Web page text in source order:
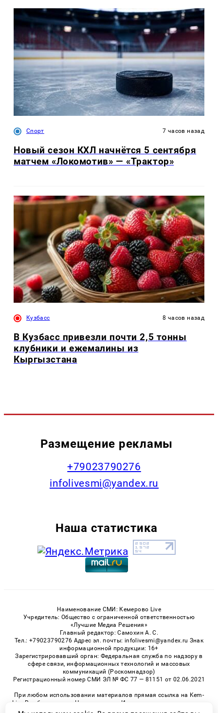
Спорт 7 часов назад
Новый сезон КХЛ начнётся 5 сентября
матчем «Локомотив» — «Трактор»
Кузбасс 8 часов назад
В Кузбасс привезли почти 2,5 тонны
клубники и ежемалины из
Кыргызстана
Размещение рекламы
+79023790276
infolivesmi@yandex.ru
Наша статистика
Наименование СМИ: Кемерово Live
Учредитель: Общество с ограниченной ответственностью
«Лучшие Медиа Решения»
Главный редактор: Самохин А. С.
Тел.: +79023790276 Адрес эл. почты: infolivesmi@yandex.ru Знак
информационной продукции: 16+
Зарегистрировавший орган: Федеральная служба по надзору в
сфере связи, информационных технологий и массовых
коммуникаций (Роскомнадзор)
Регистрационный номер СМИ ЭЛ № ФС 77 — 81151 от 02.06.2021
При любом использовании материалов прямая ссылка на Kem-
Live.Ru обязательна. Цитирование в Интернете возможно только
при наличии письменного разрешения.